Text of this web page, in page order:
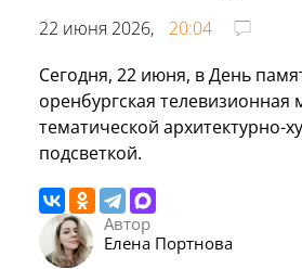
22 июня 2026,
20:04
Сегодня, 22 июня, в День
оренбургская телевизионная
тематической архитектурно-
подсветкой.
Автор
Елена Портнова